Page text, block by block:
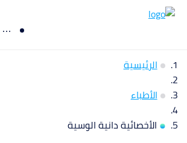
الرئيسية
الأطباء
الأخصائية دانية الوسية